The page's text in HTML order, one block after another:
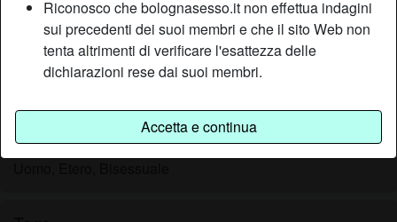
Riconosco che bolognasesso.it non effettua indagini
sui precedenti dei suoi membri e che il sito Web non
tenta altrimenti di verificare l'esattezza delle
dichiarazioni rese dai suoi membri.
Accetta e continua
Mi piace flirtare con gli uomini, il gioco di sguardi mi intriga.
Con gli occhi riesci a trasmettere qualunque cosa, se mi
guardassi ora leggeresti la mia infinita voglia di fare sesso
quindi scrivimi e andiamo a scopare senza perdere altro
Sta cercando